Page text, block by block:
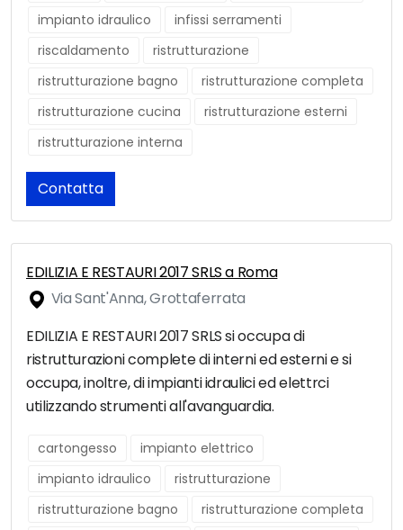
impianto idraulico
infissi serramenti
riscaldamento
ristrutturazione
ristrutturazione bagno
ristrutturazione completa
ristrutturazione cucina
ristrutturazione esterni
ristrutturazione interna
Contatta
EDILIZIA E RESTAURI 2017 SRLS a Roma
Via Sant'Anna, Grottaferrata
EDILIZIA E RESTAURI 2017 SRLS si occupa di
ristrutturazioni complete di interni ed esterni e si
occupa, inoltre, di impianti idraulici ed elettrci
utilizzando strumenti all'avanguardia.
cartongesso
impianto elettrico
impianto idraulico
ristrutturazione
ristrutturazione bagno
ristrutturazione completa